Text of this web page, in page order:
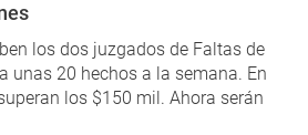
los dos juzgados de Faltas de
unas 20 hechos a la semana. En
los $150 mil. Ahora serán